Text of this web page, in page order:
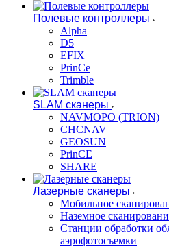
Полевые контроллеры
Alpha
D5
EFIX
PrinCe
Trimble
SLAM сканеры
NAVMOPO (TRION)
CHCNAV
GEOSUN
PrinCE
SHARE
Лазерные сканеры
Мобильное
Наземное
Станции обработки
аэрофотосъемки